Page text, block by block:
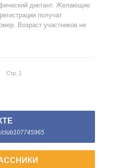
диктант. Желающие
получат
Возраст участников не
Стр. 1
club107745965